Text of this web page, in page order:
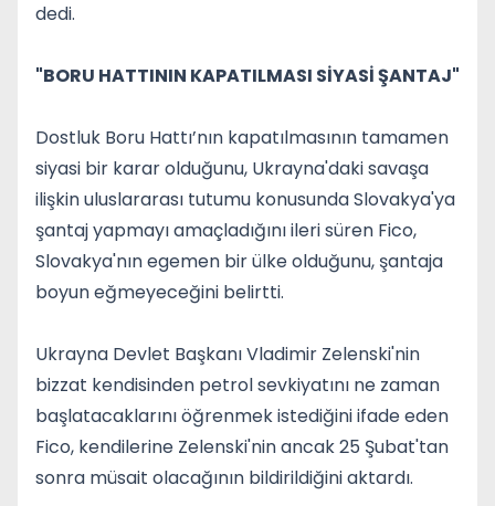
dedi.
"BORU HATTININ KAPATILMASI SİYASİ ŞANTAJ"
Dostluk Boru Hattı’nın kapatılmasının tamamen
siyasi bir karar olduğunu, Ukrayna'daki savaşa
ilişkin uluslararası tutumu konusunda Slovakya'ya
şantaj yapmayı amaçladığını ileri süren Fico,
Slovakya'nın egemen bir ülke olduğunu, şantaja
boyun eğmeyeceğini belirtti.
Ukrayna Devlet Başkanı Vladimir Zelenski'nin
bizzat kendisinden petrol sevkiyatını ne zaman
başlatacaklarını öğrenmek istediğini ifade eden
Fico, kendilerine Zelenski'nin ancak 25 Şubat'tan
sonra müsait olacağının bildirildiğini aktardı.